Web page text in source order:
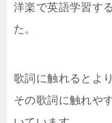
洋楽で英語学習す
た。
歌詞に触れるとよ
その歌詞に触れや